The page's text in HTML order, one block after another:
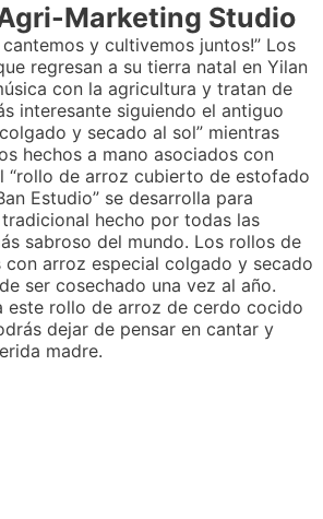
Marketing Studio
y cultivemos juntos!” Los
regresan a su tierra natal en Yilan
con la agricultura y tratan de
interesante siguiendo el antiguo
y secado al sol” mientras
hechos a mano asociados con
“rollo de arroz cubierto de estofado
Estudio” se desarrolla para
hecho por todas las
sabroso del mundo. Los rollos de
con arroz especial colgado y secado
ser cosechado una vez al año.
este rollo de arroz de cerdo cocido
dejar de pensar en cantar y
madre.